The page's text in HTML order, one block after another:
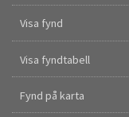
Visa fynd
Visa fyndtabell
Fynd på karta